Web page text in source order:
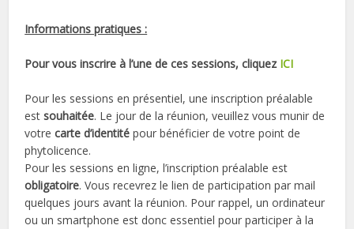
Informations pratiques :
Pour vous inscrire à l’une de ces sessions, cliquez ICI
Pour les sessions en présentiel, une inscription préalable
estsouhaitée. Le jour de la réunion, veuillez vous munir de
votrecarte d’identité pour bénéficier de votre point de
phytolicence.
Pour les sessions en ligne, l’inscription préalable est
obligatoire. Vous recevrez le lien de participation par mail
quelques jours avant la réunion. Pour rappel, un ordinateur
ou un smartphone est donc essentiel pour participer à la